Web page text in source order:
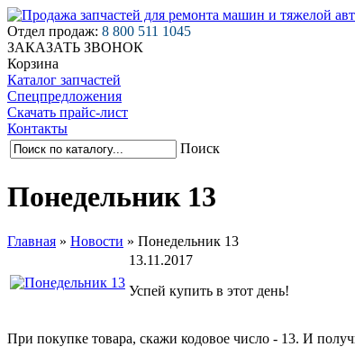
Отдел продаж: 8 800 511 1045
ЗАКАЗАТЬ ЗВОНОК
Корзина
Каталог запчастей
Спецпредложения
Скачать прайс-лист
Контакты
Поиск
Понедельник 13
Главная » Новости » Понедельник 13
13.11.2017
Успей купить в этот день!
При покупке товара, скажи кодовое число - 13. И